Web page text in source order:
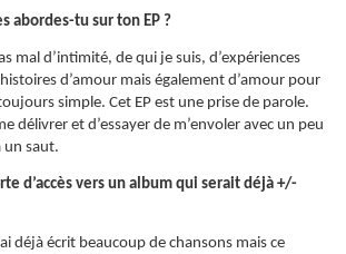
abordes-tu sur ton EP ?
mal d’intimité, de qui je suis, d’expériences
d’amour mais également d’amour pour
simple. Cet EP est une prise de parole.
délivrer et d’essayer de m’envoler avec un peu
un saut.
d’accès vers un album qui serait déjà +/-
déjà écrit beaucoup de chansons mais ce